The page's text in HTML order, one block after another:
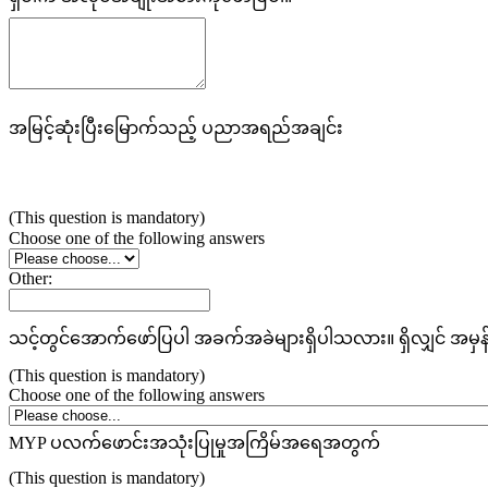
အမြင့်ဆုံးပြီးမြောက်သည့် ပညာအရည်အချင်း
(This question is mandatory)
Choose one of the following answers
Other:
သင့်တွင်အောက်ဖော်ပြပါ အခက်အခဲများရှိပါသလား။ ရှိလျှင် အမှန်ခ
(This question is mandatory)
Choose one of the following answers
MYP ပလက်ဖောင်းအသုံးပြုမှုအကြိမ်အရေအတွက်
(This question is mandatory)